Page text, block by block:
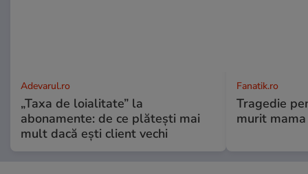
Adevarul.ro
„Taxa de loialitate” la
abonamente: de ce plătești mai
mult dacă ești client vechi
Fanatik.ro
Tragedie
murit